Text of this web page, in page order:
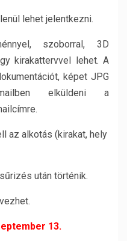
lehet jelentkezni.
szoborral, 3D
kirakattervvel lehet. A
képet JPG
elküldeni a
az alkotás (kirakat, hely
után történik.
13.